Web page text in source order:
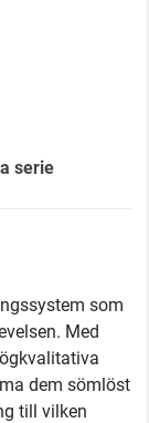
serie
som
Med
dem sömlöst
till vilken